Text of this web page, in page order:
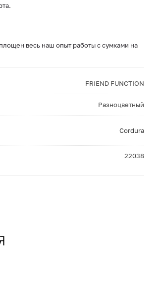
весь наш опыт работы с сумками на
FRIEND FUNCTION
Разноцветный
Cordura
22038